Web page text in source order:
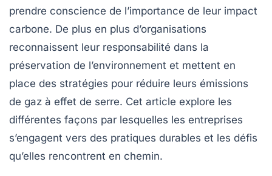
prendre conscience de l’importance de leur impact
carbone. De plus en plus d’organisations
reconnaissent leur responsabilité dans la
préservation de l’environnement et mettent en
place des stratégies pour réduire leurs émissions
de gaz à effet de serre. Cet article explore les
différentes façons par lesquelles les entreprises
s’engagent vers des pratiques durables et les défis
qu’elles rencontrent en chemin.